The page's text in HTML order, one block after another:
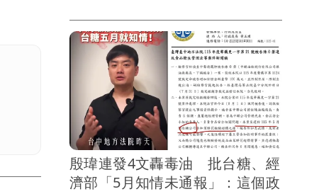
次參賽的重要裝備，教練鄭佳奇緊急透過
社群平台發文協尋，希望對方發現後能盡
快歸還。鄭佳奇在今(3)日稍早在社群平台
發文報平安，表示經廣大網友協助轉發
後，航空公司已於上午10時許順利聯繫到
誤拿行李的旅客，並將儘速把行李送往指
定地點。
殷瑋連發4文轟毒油 批台糖、經
濟部「5月知情未通報」：這個政